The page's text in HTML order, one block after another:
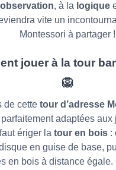
observation, à la logique
vite un
Montessori à partager !
jouer à la tour
🦁
de cette tour d’adresse
adaptées aux
ériger la tour en bois:
en guise de base,
en bois à distance égale.